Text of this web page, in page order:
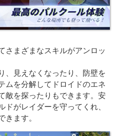
さまざまなスキルがアンロッ
、見えなくなったり、防壁を
ムを分解してドロイドのエネ
敵を探ったりもできます。安
がレイダーを守ってくれ、
きます。